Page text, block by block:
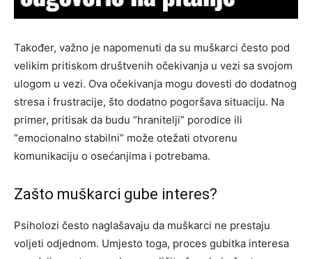
Također, važno je napomenuti da su muškarci često pod
velikim pritiskom društvenih očekivanja u vezi sa svojom
ulogom u vezi. Ova očekivanja mogu dovesti do dodatnog
stresa i frustracije, što dodatno pogoršava situaciju. Na
primer, pritisak da budu “hranitelji” porodice ili
“emocionalno stabilni” može otežati otvorenu
komunikaciju o osećanjima i potrebama.
Zašto muškarci gube interes?
Psiholozi često naglašavaju da muškarci ne prestaju
voljeti odjednom. Umjesto toga, proces gubitka interesa